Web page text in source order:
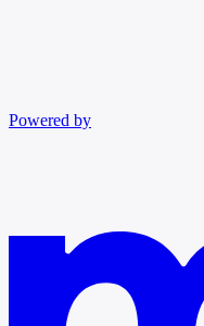
Powered by